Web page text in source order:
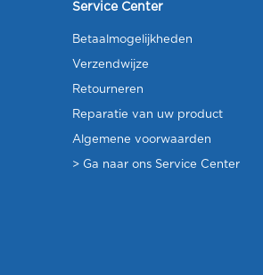
Service Center
Betaalmogelijkheden
Verzendwijze
Retourneren
Reparatie van uw product
Algemene voorwaarden
> Ga naar ons Service Center